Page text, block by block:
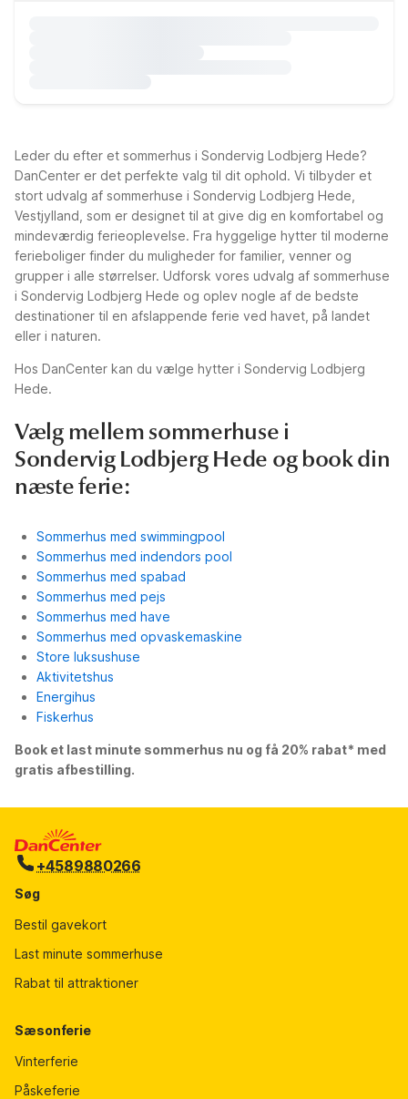
Leder du efter et sommerhus i Sondervig Lodbjerg Hede?
DanCenter er det perfekte valg til dit ophold. Vi tilbyder et
stort udvalg af sommerhuse i Sondervig Lodbjerg Hede,
Vestjylland, som er designet til at give dig en komfortabel og
mindeværdig ferieoplevelse. Fra hyggelige hytter til moderne
ferieboliger finder du muligheder for familier, venner og
grupper i alle størrelser. Udforsk vores udvalg af sommerhuse
i Sondervig Lodbjerg Hede og oplev nogle af de bedste
destinationer til en afslappende ferie ved havet, på landet
eller i naturen.
Hos DanCenter kan du vælge hytter i Sondervig Lodbjerg
Hede.
Vælg mellem sommerhuse i
Sondervig Lodbjerg Hede og book din
næste ferie:
Sommerhus med swimmingpool
Sommerhus med indendors pool
Sommerhus med spabad
Sommerhus med pejs
Sommerhus med have
Sommerhus med opvaskemaskine
Store luksushuse
Aktivitetshus
Energihus
Fiskerhus
Book et last minute sommerhus nu og få 20% rabat* med
gratis afbestilling.
+4589880266
Søg
Bestil gavekort
Last minute sommerhuse
Rabat til attraktioner
Sæsonferie
Vinterferie
Påskeferie